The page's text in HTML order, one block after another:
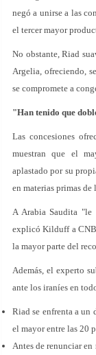
negó a unirse a las
el tercer mayor
No obstante, Riad
Argelia, ofreciendo,
se compromete a
"Han tenido que
Las concesiones
muestran que el
aplastado por su
en materias primas
A Arabia Saudita
explicó Kilduff a
la mayor parte del
Además, el experto
ante los iraníes en
Riad se enfrenta a un
el mayor entre las 20
Antes de renunciar